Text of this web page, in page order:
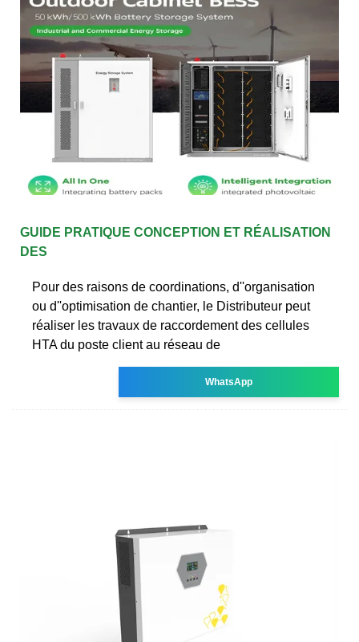
GUIDE PRATIQUE CONCEPTION ET RÉALISATION
DES
Pour des raisons de coordinations, d''organisation
ou d''optimisation de chantier, le Distributeur peut
réaliser les travaux de raccordement des cellules
HTA du poste client au réseau de
WhatsApp